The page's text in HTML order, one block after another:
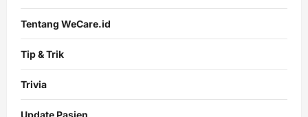
Tentang WeCare.id
Tip & Trik
Trivia
Update Pasien